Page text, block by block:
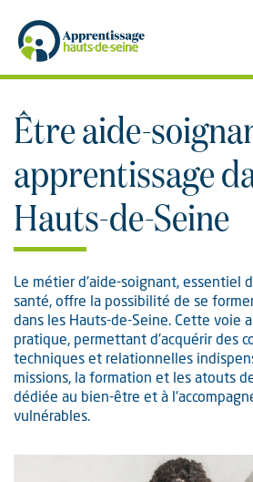
contenu
recherche
Être aide-
apprentissage
Hauts-de-Seine
Le métier d'aide-soignant, essentiel
santé, offre la possibilité de se
dans les Hauts-de-Seine. Cette voie
pratique, permettant d'acquérir des
techniques et relationnelles
missions, la formation et les atouts
dédiée au bien-être et à
vulnérables.